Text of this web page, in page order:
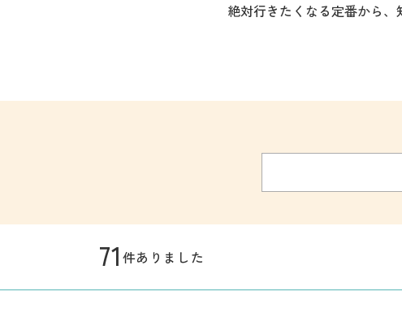
絶対行きたくなる定番から
71 件ありました